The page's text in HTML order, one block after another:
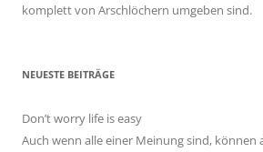
komplett von Arschlöchern umgeben sind.
NEUESTE BEITRÄGE
Don’t worry life is easy
Auch wenn alle einer Meinung sind, können